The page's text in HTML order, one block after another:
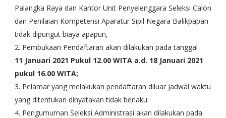
Palangka Raya dan Kantor Unit Penyelenggara Seleksi Calon
dan Penilaian Kompetensi Aparatur Sipil Negara Balikpapan
tidak dipungut biaya apapun,
2. Pembukaan Pendaftaran akan dilakukan pada tanggal
11 Januari 2021 Pukul 12.00 WITA a.d. 18 Januari 2021
pukul 16.00 WITA;
3. Pelamar yang melakukan pendaftaran diluar jadwal waktu
yang ditentukan dinyatakan tidak berlaku:
4. Pengumuman Seleksi Administrasi akan dilakukan pada